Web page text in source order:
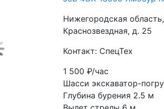
Нижегородская
Краснозвездная, д. 25
Контакт: СпецТех
1 500₽/час
Шасси экскаватор-
Глубина бурения 2.5 м